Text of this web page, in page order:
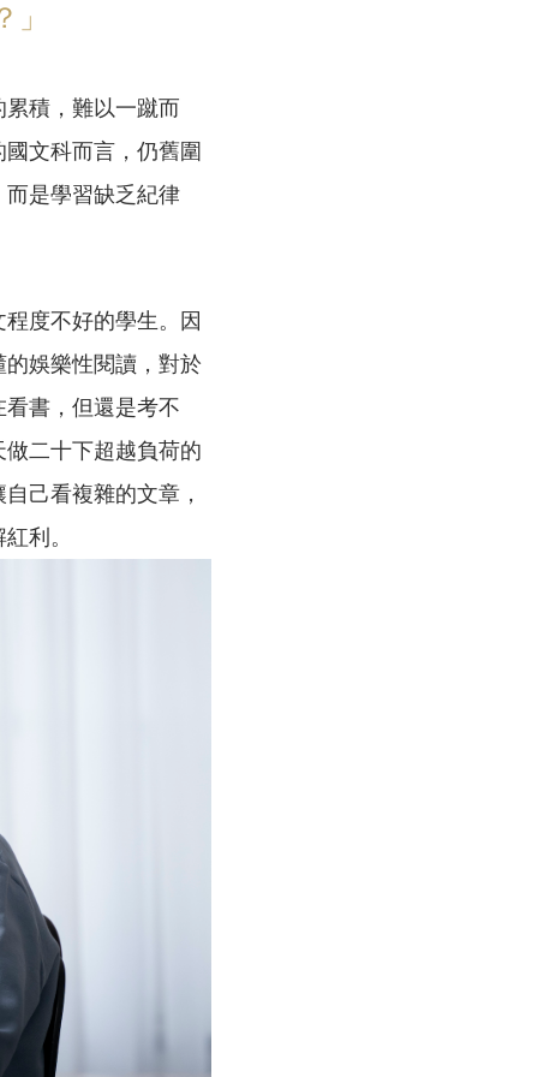
積，難以一蹴而
文科而言，仍舊圍
是學習缺乏紀律
度不好的學生。因
娛樂性閱讀，對於
書，但還是考不
二十下超越負荷的
己看複雜的文章，
利。